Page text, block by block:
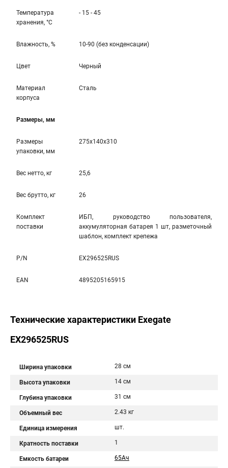
Температура
хранения, °С
- 15 - 45
Влажность, % 10-90 (без конденсации)
Цвет Черный
Материал
корпуса
Сталь
Размеры, мм
Размеры
упаковки, мм
275x140x310
Вес нетто, кг 25,6
Вес брутто, кг 26
Комплект
поставки
ИБП, руководство пользователя,
аккумуляторная батарея 1 шт, разметочный
шаблон, комплект крепежа
P/N EX296525RUS
EAN 4895205165915
Технические характеристики Exegate
EX296525RUS
Ширина упаковки 28 см
Высота упаковки 14 см
Глубина упаковки 31 см
Объемный вес 2.43 кг
Единица измерения шт.
Кратность поставки 1
Емкость батареи 65Aч